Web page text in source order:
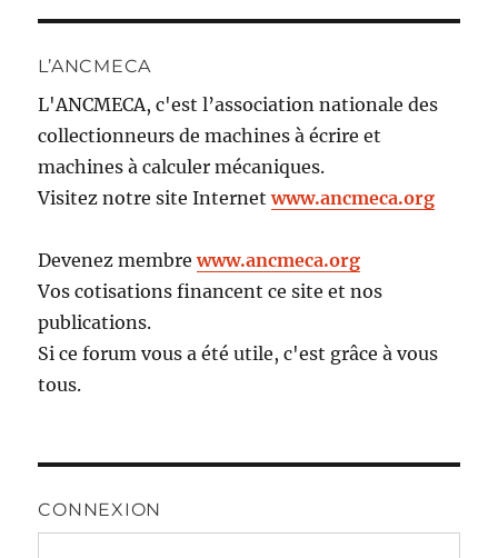
L’ANCMECA
L'ANCMECA, c'est l’association nationale des
collectionneurs de machines à écrire et
machines à calculer mécaniques.
Visitez notre site Internetwww.ancmeca.org
Devenez membrewww.ancmeca.org
Vos cotisations financent ce site et nos
publications.
Si ce forum vous a été utile, c'est grâce à vous
tous.
CONNEXION